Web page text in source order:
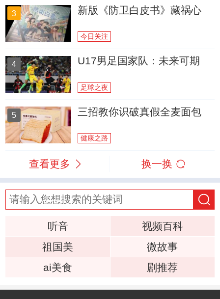
3 新版《防卫白皮书》藏祸心
今日关注
4 U17男足国家队：未来可期
足球之夜
5 三招教你识破真假全麦面包
健康之路
查看更多 换一换
听音
视频百科
祖国美
微故事
ai美食
剧推荐